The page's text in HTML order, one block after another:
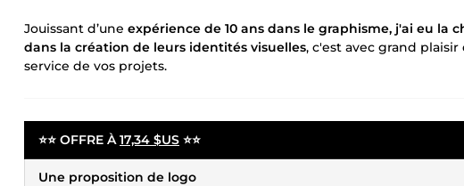
Jouissant d’une expérience de 10 ans dans le graphisme, j'ai eu la
dans la création de leurs identités visuelles, c'est avec grand
service de vos projets.
⭐⭐ OFFRE À17,34 $US ⭐⭐
Une proposition de logo